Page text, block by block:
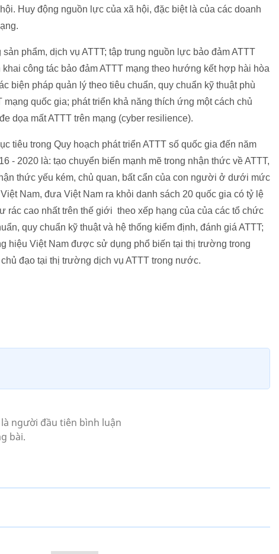
Huy động nguồn lực của xã hội, đặc biệt là của các doanh
phẩm, dịch vụ ATTT; tập trung nguồn lực bảo đảm ATTT
công tác bảo đảm ATTT mạng theo hướng kết hợp hài hòa
biện pháp quản lý theo tiêu chuẩn, quy chuẩn kỹ thuật phù
quốc gia; phát triển khả năng thích ứng một cách chủ
dọa mất ATTT trên mạng (cyber resilience).
tiêu trong Quy hoạch phát triển ATTT số quốc gia đến năm
- 2020 là: tạo chuyển biến mạnh mẽ trong nhận thức về ATTT,
thức yếu kém, chủ quan, bất cẩn của con người ở dưới mức
Nam, đưa Việt Nam ra khỏi danh sách 20 quốc gia có tỷ lệ
rác cao nhất trên thế giới theo xếp hạng của của các tổ chức
quy chuẩn kỹ thuật và hệ thống kiểm định, đánh giá ATTT;
hiệu Việt Nam được sử dụng phổ biến tại thị trường trong
đạo tại thị trường dịch vụ ATTT trong nước.